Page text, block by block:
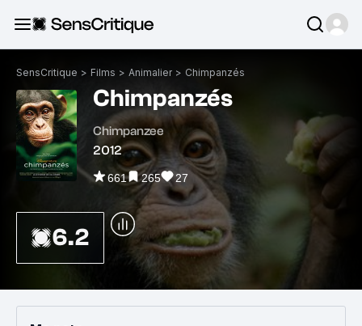
SensCritique > Films > Animalier > Chimpanzés
Chimpanzés
Chimpanzee
2012
661 265 27
6.2